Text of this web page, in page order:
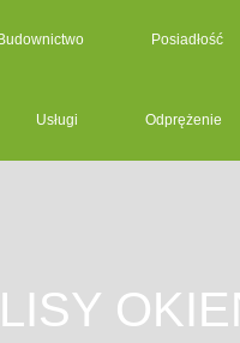
Budownictwo Posiadłość
Usługi Odprężenie